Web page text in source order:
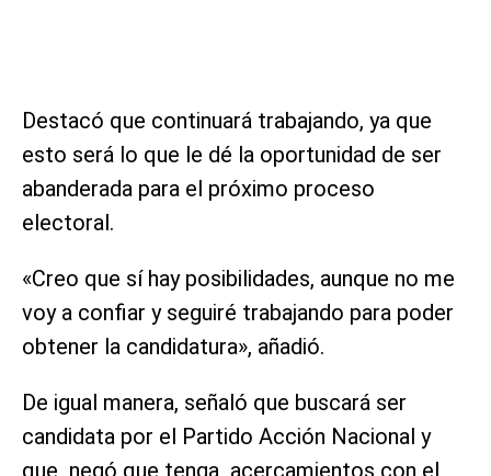
Destacó que continuará trabajando, ya que
esto será lo que le dé la oportunidad de ser
abanderada para el próximo proceso
electoral.
«Creo que sí hay posibilidades, aunque no me
voy a confiar y seguiré trabajando para poder
obtener la candidatura», añadió.
De igual manera, señaló que buscará ser
candidata por el Partido Acción Nacional y
que negó que tenga acercamientos con el